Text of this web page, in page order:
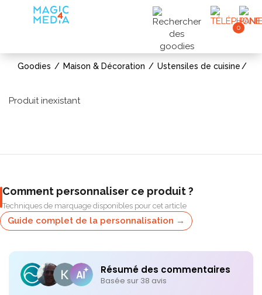
0
Goodies Maison & Décoration Ustensiles de cuisine
Produit inexistant
Comment personnaliser ce produit ?
Techniques de marquage disponibles pour cet article
Guide complet de la personnalisation →
Résumé des commentaires
Basée sur 38 avis